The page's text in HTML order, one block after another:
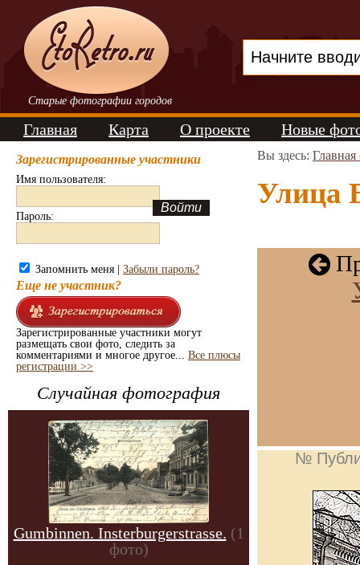
Старые фотографии городов
Главная Карта О проекте Новые
Зарегистрированные участники
Имя пользователя:
Пароль:
Запомнить меня | Забыли пароль?
Еще не участник?
Зарегистрированные участники могут
размещать свои фото, следить за
комментариями и многое другое... Все плюсы
регистрации >>
Случайная фотография
Gumbinnen. Insterburgerstrasse. (1
фото)
Вы здесь: Главная
Улица
№